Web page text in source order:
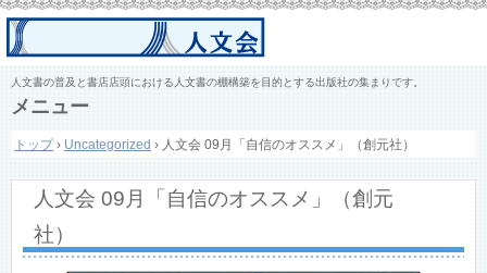
人文書の普及と書店店頭における人文書の棚構築を目的とする出版社の集まりです。
メニュー
ン
ン
キ
トップ › Uncategorized › 人文会 09月「自信のオススメ」（創元社）
人文会 09月「自信のオススメ」（創元
社）